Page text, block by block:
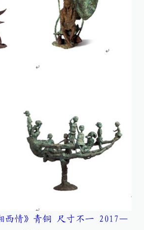
西情》青铜 尺寸不一 2017—